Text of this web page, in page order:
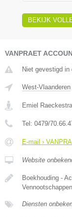
BEKIJK
VANPRAET
Niet gevestigd in
West-Vlaanderen
Emiel
Tel: 0479/
E-mail ›
Website
Boekhouding -
Vennootschappen
Diensten